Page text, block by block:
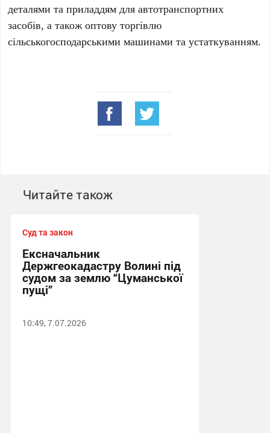
деталями та приладдям для автотранспортних
засобів, а також оптову торгівлю
сільськогосподарськими машинами та устаткуванням.
Читайте також
Суд та закон
Ексначальник
Держгеокадастру Волині під
судом за землю “Цуманської
пущі”
10:49, 7.07.2026